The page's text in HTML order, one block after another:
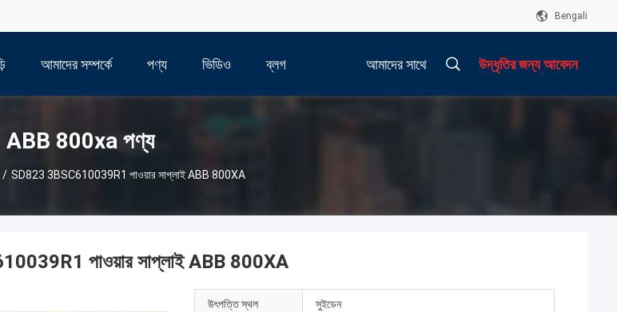
Bengali
আমাদের সম্পর্কে পণ্য ভিডিও ব্লগ আমাদের সাথে উদ্ধৃতির জন্য আবেদন
ABB 800xa পণ্য
/ SD823 3BSC610039R1 পাওয়ার সাপ্লাই ABB 800XA
পাওয়ার সাপ্লাই ABB 800XA
উৎপত্তি স্থল সুইডেন